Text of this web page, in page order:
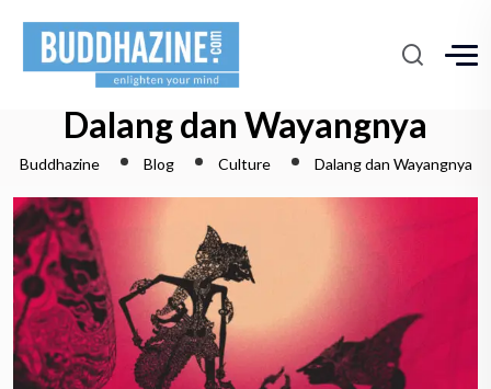
Dalang dan Wayangnya
Buddhazine Blog Culture Dalang dan Wayangnya